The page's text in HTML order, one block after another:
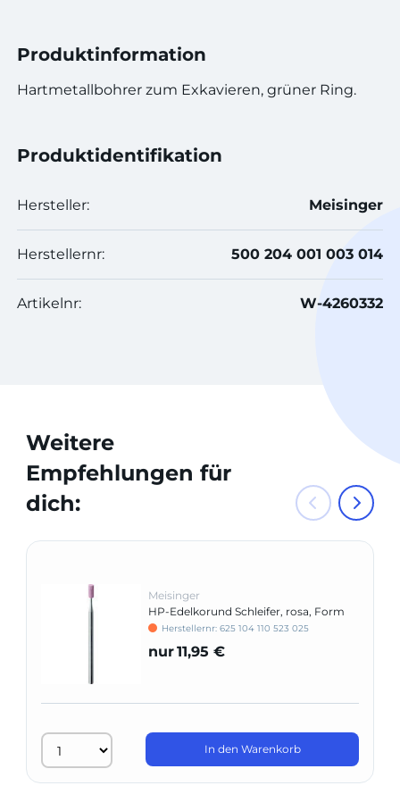
Produktinformation
Hartmetallbohrer zum Exkavieren, grüner Ring.
Produktidentifikation
Hersteller: Meisinger
Herstellernr: 500 204 001 003 014
Artikelnr: W-4260332
Weitere
Empfehlungen für
dich:
Meisinger
HP-Edelkorund Schleifer, rosa, Form
638Herstellernr: 625 104 110 523 025
nur11,95 €
In den Warenkorb